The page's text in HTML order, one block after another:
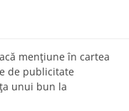
menţiune în cartea
de publicitate
unui bun la